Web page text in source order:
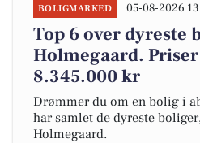
BOLIGMARKED 05-08-2026
Top 6 over dyreste
Holmegaard.
8.345.000 kr
Drømmer du om en bolig i
har samlet de dyreste
Holmegaard.